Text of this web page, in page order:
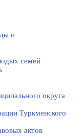
и
семей
округа
Туркменского
актов